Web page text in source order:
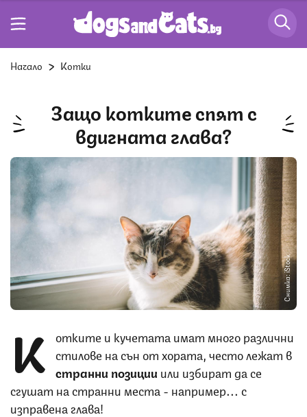
Начало Котки
Защо котките спят с
вдигната глава?
Снимка: iStock
К отките и кучетата имат много различни
стилове на сън от хората, често лежат в
странни позиции или избират да се
сгушат на странни места - например... с
изправена глава!